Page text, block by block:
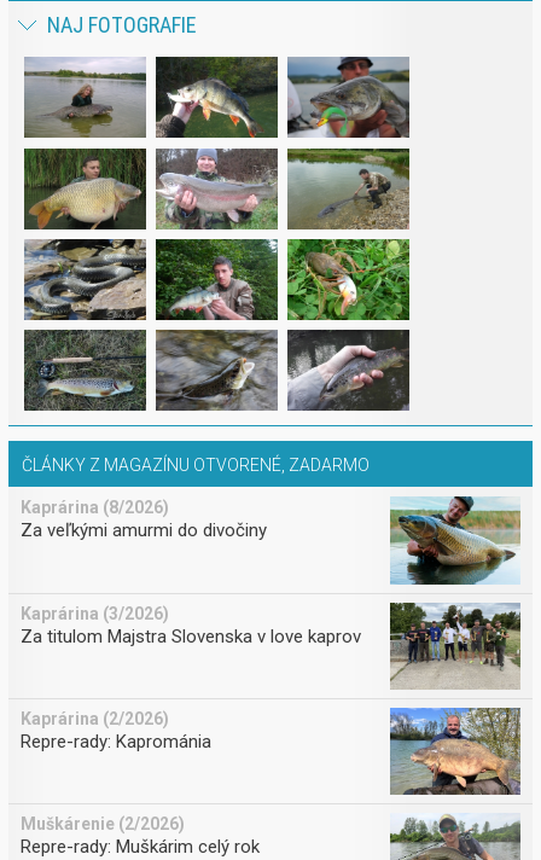
NAJ FOTOGRAFIE
ČLÁNKY Z MAGAZÍNU OTVORENÉ, ZADARMO
Kaprárina (8/2026)
Za veľkými amurmi do divočiny
Kaprárina (3/2026)
Za titulom Majstra Slovenska v love kaprov
Kaprárina (2/2026)
Repre-rady: Kaprománia
Muškárenie (2/2026)
Repre-rady: Muškárim celý rok